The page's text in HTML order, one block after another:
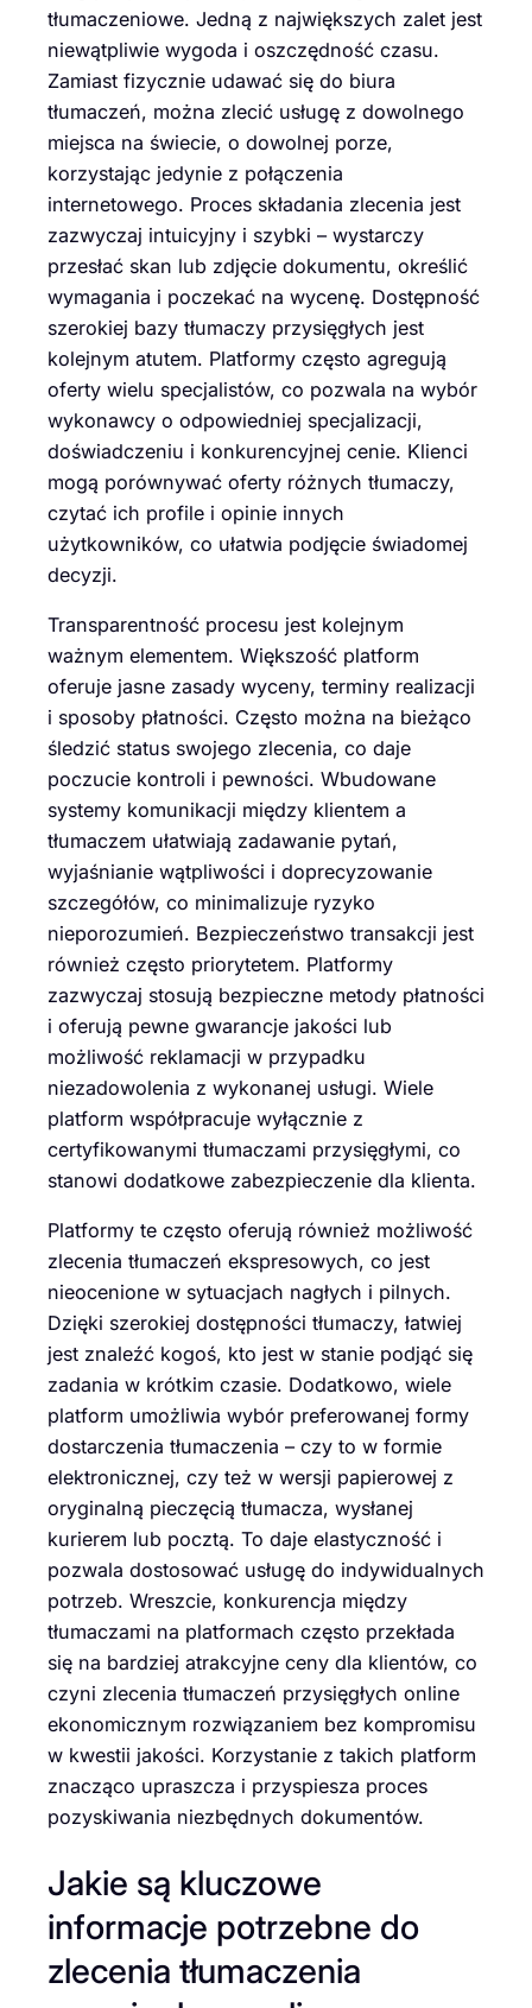
tłumaczeniowe. Jedną z największych zalet jest
niewątpliwie wygoda i oszczędność czasu.
Zamiast fizycznie udawać się do biura
tłumaczeń, można zlecić usługę z dowolnego
miejsca na świecie, o dowolnej porze,
korzystając jedynie z połączenia
internetowego. Proces składania zlecenia jest
zazwyczaj intuicyjny i szybki – wystarczy
przesłać skan lub zdjęcie dokumentu, określić
wymagania i poczekać na wycenę. Dostępność
szerokiej bazy tłumaczy przysięgłych jest
kolejnym atutem. Platformy często agregują
oferty wielu specjalistów, co pozwala na wybór
wykonawcy o odpowiedniej specjalizacji,
doświadczeniu i konkurencyjnej cenie. Klienci
mogą porównywać oferty różnych tłumaczy,
czytać ich profile i opinie innych
użytkowników, co ułatwia podjęcie świadomej
decyzji.
Transparentność procesu jest kolejnym
ważnym elementem. Większość platform
oferuje jasne zasady wyceny, terminy realizacji
i sposoby płatności. Często można na bieżąco
śledzić status swojego zlecenia, co daje
poczucie kontroli i pewności. Wbudowane
systemy komunikacji między klientem a
tłumaczem ułatwiają zadawanie pytań,
wyjaśnianie wątpliwości i doprecyzowanie
szczegółów, co minimalizuje ryzyko
nieporozumień. Bezpieczeństwo transakcji jest
również często priorytetem. Platformy
zazwyczaj stosują bezpieczne metody płatności
i oferują pewne gwarancje jakości lub
możliwość reklamacji w przypadku
niezadowolenia z wykonanej usługi. Wiele
platform współpracuje wyłącznie z
certyfikowanymi tłumaczami przysięgłymi, co
stanowi dodatkowe zabezpieczenie dla klienta.
Platformy te często oferują również możliwość
zlecenia tłumaczeń ekspresowych, co jest
nieocenione w sytuacjach nagłych i pilnych.
Dzięki szerokiej dostępności tłumaczy, łatwiej
jest znaleźć kogoś, kto jest w stanie podjąć się
zadania w krótkim czasie. Dodatkowo, wiele
platform umożliwia wybór preferowanej formy
dostarczenia tłumaczenia – czy to w formie
elektronicznej, czy też w wersji papierowej z
oryginalną pieczęcią tłumacza, wysłanej
kurierem lub pocztą. To daje elastyczność i
pozwala dostosować usługę do indywidualnych
potrzeb. Wreszcie, konkurencja między
tłumaczami na platformach często przekłada
się na bardziej atrakcyjne ceny dla klientów, co
czyni zlecenia tłumaczeń przysięgłych online
ekonomicznym rozwiązaniem bez kompromisu
w kwestii jakości. Korzystanie z takich platform
znacząco upraszcza i przyspiesza proces
pozyskiwania niezbędnych dokumentów.
Jakie są kluczowe
informacje potrzebne do
zlecenia tłumaczenia